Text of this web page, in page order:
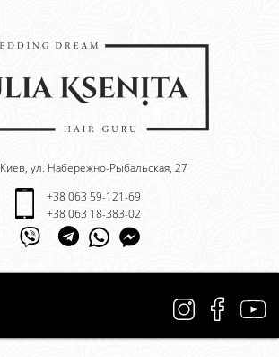
Киев, ул. Набережно-Рыбальская, 27
+38 063 59-121-69
+38 063 18-383-02